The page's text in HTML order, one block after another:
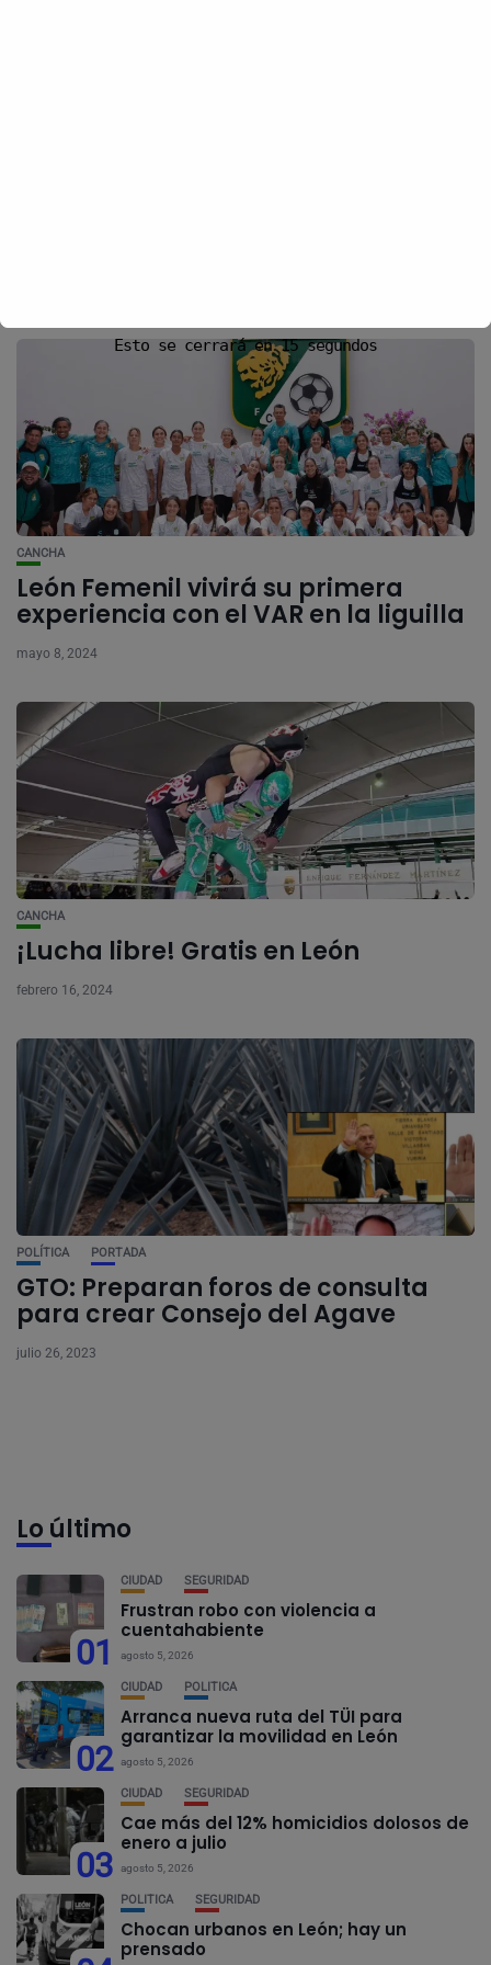
CANCHA
León Femenil vivirá su primera
experiencia con el VAR en la liguilla
mayo 8, 2024
CANCHA
¡Lucha libre! Gratis en León
febrero 16, 2024
POLÍTICA PORTADA
GTO: Preparan foros de consulta
para crear Consejo del Agave
julio 26, 2023
Lo último
01
CIUDAD SEGURIDAD
Frustran robo con violencia a
cuentahabiente
agosto 5, 2026
02
CIUDAD POLÍTICA
Arranca nueva ruta del TÜI para
garantizar la movilidad en León
agosto 5, 2026
03
CIUDAD SEGURIDAD
Cae más del 12% homicidios dolosos de
enero a julio
agosto 5, 2026
POLÍTICA SEGURIDAD
Chocan urbanos en León; hay un
prensado
Esto se cerrará en14segundos